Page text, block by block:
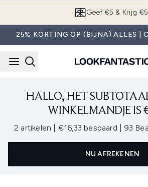
Geef €5 & Krijg
25% KORTING OP (BIJNA) ALLES |
HALLO, HET
WINKELMANDJE IS
2 artikelen , €16,33 bespaard , 93
NU AFREKENEN